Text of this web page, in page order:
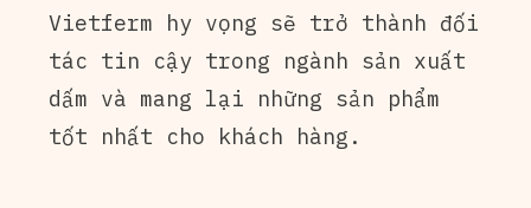
Vietferm hy vọng sẽ trở thành đối
tác tin cậy trong ngành sản xuất
dấm và mang lại những sản phẩm
tốt nhất cho khách hàng.